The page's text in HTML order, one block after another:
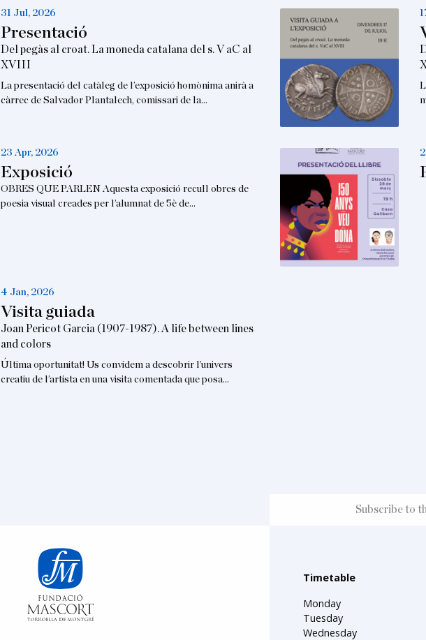
31 Jul, 2026
Presentació
Del pegàs al croat. La moneda catalana del s. V aC al
XVIII
La presentació del catàleg de l’exposició homònima anirà a
càrrec de Salvador Plantalech, comissari de la…
23 Apr, 2026
Exposició
OBRES QUE PARLEN Aquesta exposició recull obres de
poesia visual creades per l’alumnat de 5è de…
4 Jan, 2026
Visita guiada
Joan Pericot Garcia (1907-1987). A life between lines
and colors
Última oportunitat! Us convidem a descobrir l’univers
creatiu de l’artista en una visita comentada que posa…
Timetable
Monday
Tuesday
Wednesday